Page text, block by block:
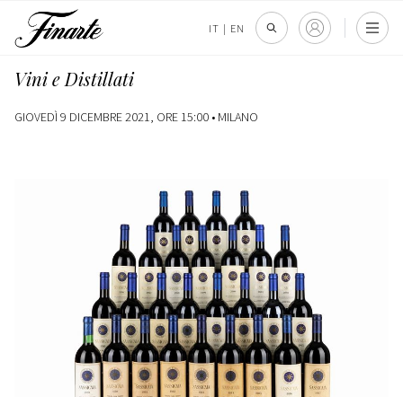
IT | EN
Vini e Distillati
GIOVEDÌ 9 DICEMBRE 2021, ORE 15:00 • MILANO